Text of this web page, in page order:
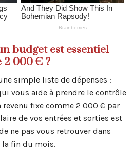
budget est essentiel
2 000 € ?
simple liste de dépenses :
vous aide à prendre le contrôle
revenu fixe comme 2 000 € par
de vos entrées et sorties est
ne pas vous retrouver dans
la fin du mois.